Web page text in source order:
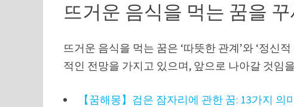
뜨거운 음식을 먹는 꿈을
뜨거운 음식을 먹는 꿈은 ‘따뜻한 관계’와 ‘정신
적인 전망을 가지고 있으며, 앞으로 나아갈 것임
【꿈해몽】검은 잠자리에 관한 꿈: 13가지 의